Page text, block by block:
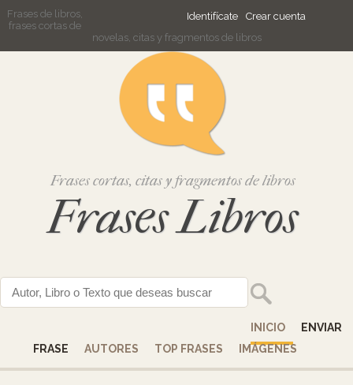
Identifícate Crear cuenta
Frases de libros,
frases cortas de
novelas, citas y fragmentos de libros
Frases cortas, citas y fragmentos de libros
Frases Libros
INICIO
ENVIAR
FRASE
AUTORES TOP FRASES IMÁGENES